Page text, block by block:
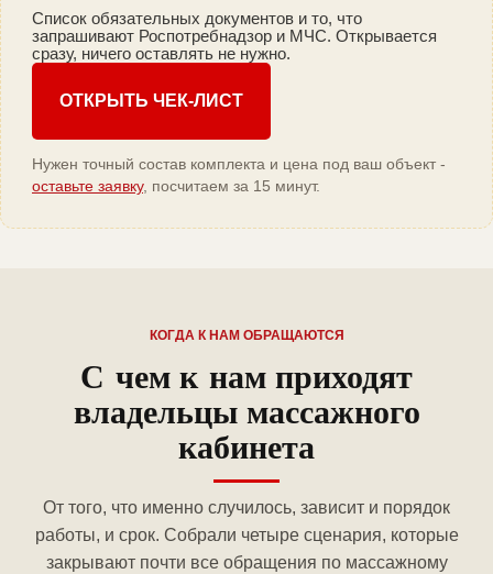
Список обязательных документов и то, что
запрашивают Роспотребнадзор и МЧС. Открывается
сразу, ничего оставлять не нужно.
ОТКРЫТЬ ЧЕК-ЛИСТ
Нужен точный состав комплекта и цена под ваш объект -
оставьте заявку, посчитаем за 15 минут.
КОГДА К НАМ ОБРАЩАЮТСЯ
С чем к нам приходят
владельцы массажного
кабинета
От того, что именно случилось, зависит и порядок
работы, и срок. Собрали четыре сценария, которые
закрывают почти все обращения по массажному